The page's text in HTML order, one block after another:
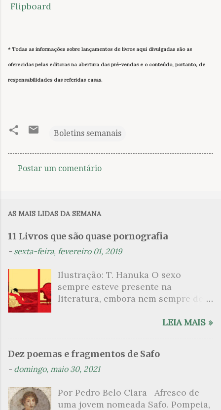
Flipboard
* Todas as informações sobre lançamentos de livros aqui divulgadas são as
oferecidas pelas editoras na abertura das pré-vendas e o conteúdo, portanto, de
responsabilidades das referidas casas.
Boletins semanais
n
t
i
o
Postar um comentário
AS MAIS LIDAS DA SEMANA
11 Livros que são quase pornografia
- sexta-feira, fevereiro 01, 2019
Ilustração: T. Hanuka O sexo
sempre esteve presente na
literatura, embora nem sempre de
que mergulharam em sua própria
psicanalítico e findaram por revelar
a partir dessa intimidade o lado
apresenta um conjunto de livros
nos quais os escritores se
LEIA MAIS »
Dez poemas e fragmentos de Safo
- domingo, maio 30, 2021
Por Pedro Belo Clara Afresco de
uma jovem nomeada Safo. Pompeia,